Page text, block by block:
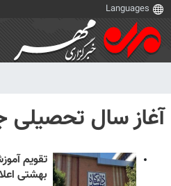
آغاز سال تحصیلی
تقویم
بهشتی